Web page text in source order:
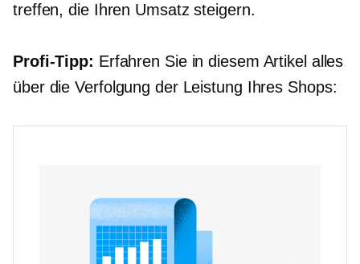
treffen, die Ihren Umsatz steigern.
Profi-Tipp: Erfahren Sie in diesem Artikel alles
über die Verfolgung der Leistung Ihres Shops: